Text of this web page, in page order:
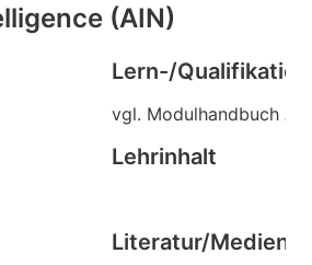
(AIN)
Lern-/
vgl. Modulhandbuch
Lehrinhalt
Literatur/Medien